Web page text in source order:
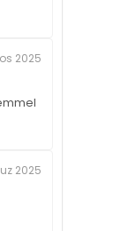
2025
2025